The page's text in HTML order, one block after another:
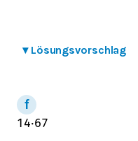
▾ Lösungsvorschlag
1 4⋅67